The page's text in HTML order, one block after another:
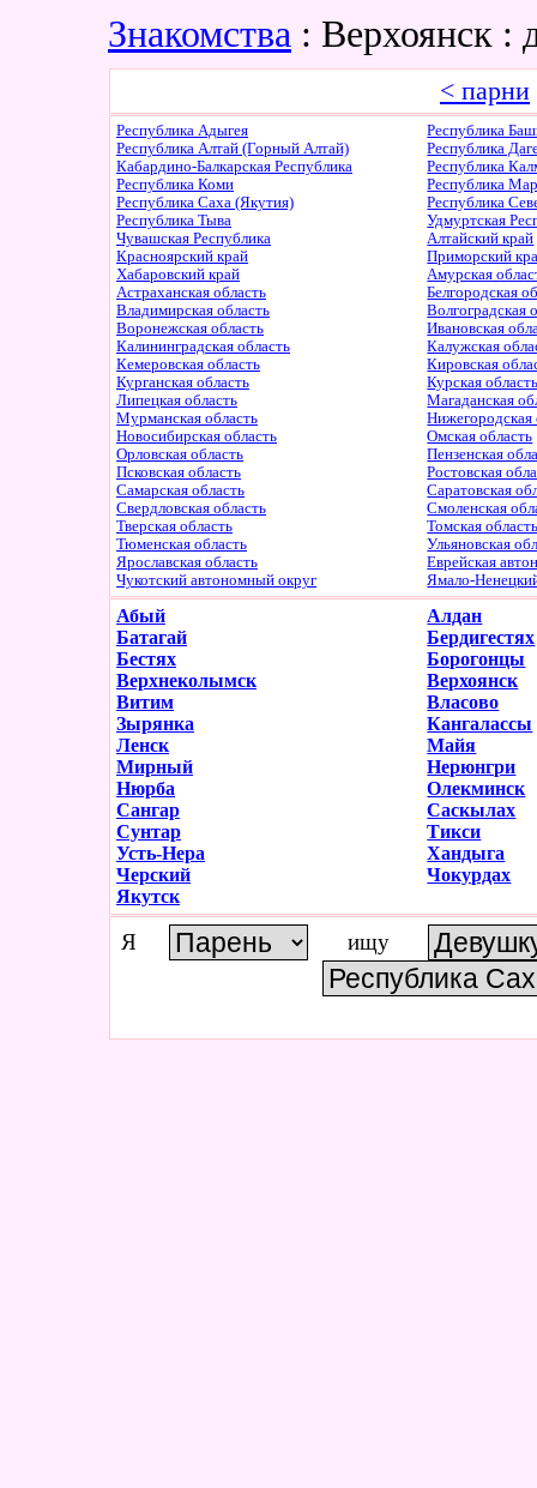
Знакомства : Верхоянск
< парни
Республика Адыгея
Республика
Республика Алтай (Горный Алтай)
Республика
Кабардино-Балкарская Республика
Республика
Республика Коми
Республика
Республика Саха (Якутия)
Республика
Республика Тыва
Удмуртская
Чувашская Республика
Алтайский край
Красноярский край
Приморский
Хабаровский край
Амурская
Астраханская область
Белгородская
Владимирская область
Волгоградская
Воронежская область
Ивановская
Калининградская область
Калужская
Кемеровская область
Кировская
Курганская область
Курская
Липецкая область
Магаданская
Мурманская область
Нижегородская
Новосибирская область
Омская область
Орловская область
Пензенская
Псковская область
Ростовская
Самарская область
Саратовская
Свердловская область
Смоленская
Тверская область
Томская
Тюменская область
Ульяновская
Ярославская область
Еврейская
Чукотский автономный округ
Ямало-
Абый
Алдан
Батагай
Бердигестях
Бестях
Борогонцы
Верхнеколымск
Верхоянск
Витим
Власово
Зырянка
Кангалассы
Ленск
Майя
Мирный
Нерюнгри
Нюрба
Олекминск
Сангар
Саскылах
Сунтар
Тикси
Усть-Нера
Хандыга
Черский
Чокурдах
Якутск
Я ищу